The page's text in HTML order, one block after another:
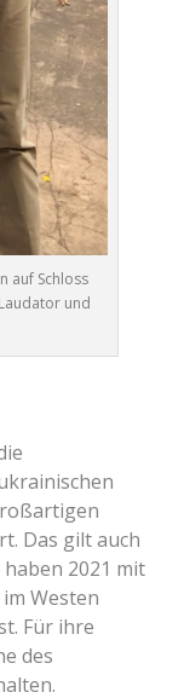
auf Schloss
und
Das gilt auch
2021 mit
Westen
Für ihre
des